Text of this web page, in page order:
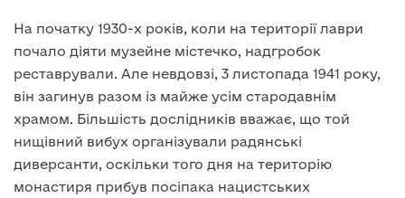
На початку 1930-х років, коли на території лаври
почало діяти музейне містечко, надгробок
реставрували. Але невдовзі, 3 листопада 1941 року,
він загинув разом із майже усім стародавнім
храмом. Більшість дослідників вважає, що той
нищівний вибух організували радянські
диверсанти, оскільки того дня на територію
монастиря прибув посіпака нацистських